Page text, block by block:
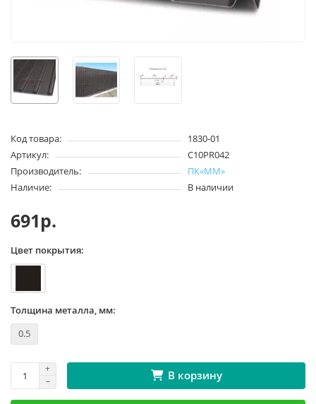
Код товара:
1830-01
Артикул:
С10PR042
Производитель:
ПК«ММ»
Наличие:
В наличии
691р.
Цвет покрытия:
Толщина металла, мм:
0.5
В корзину